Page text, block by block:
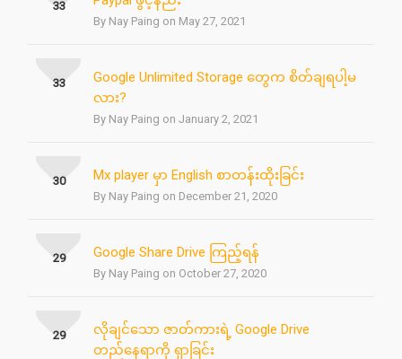
By Nay Paing on May 27, 2021
33
Google Unlimited Storage တွေက စိတ်ချရပါ့မ
လား?
By Nay Paing on January 2, 2021
33
Mx player မှာ English စာတန်းထိုးခြင်း
By Nay Paing on December 21, 2020
30
Google Share Drive ကြည့်ရန်
By Nay Paing on October 27, 2020
29
လိုချင်သော ဇာတ်ကားရဲ့ Google Drive
တည်နေရာကို ရှာခြင်း
29